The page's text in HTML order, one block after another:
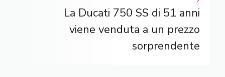
La Ducati 750 SS di 51 anni
viene venduta a un prezzo
sorprendente